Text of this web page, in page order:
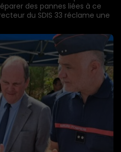
des pannes liées à ce
du SDIS 33 réclame une